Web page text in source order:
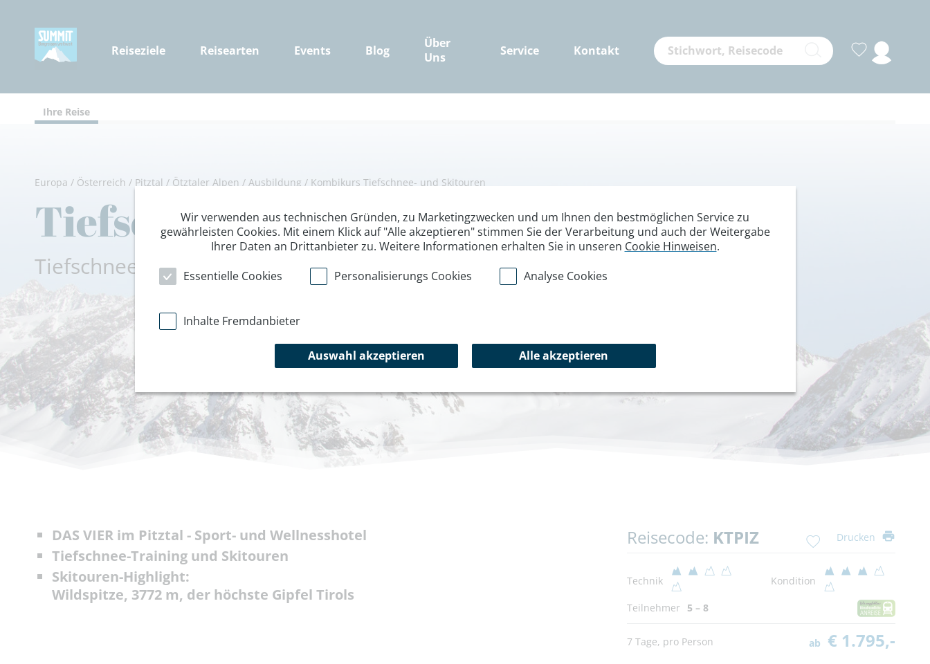
Reiseziele Reisearten Events Blog
Über
Uns
Service Kontakt
Ihre Reise
Europa / Österreich / Pitztal / Ötztaler Alpen / Ausbildung / Kombikurs Tiefschnee- und Skitouren
Tiefschnee- & Skitourenkurs im Pitztal
Tiefschnee-Training kombiniert mit Skitouren und Wildspitze, 3772 m
DAS VIER im Pitztal - Sport- und Wellnesshotel
Tiefschnee-Training und Skitouren
Skitouren-Highlight:
Wildspitze, 3772 m, der höchste Gipfel Tirols
Reisecode: KTPIZ Drucken
Technik Kondition
Teilnehmer 5 – 8
7 Tage, pro Person ab € 1.795,-
Wir verwenden aus technischen Gründen, zu Marketingzwecken und um Ihnen den bestmöglichen Service zu
gewährleisten Cookies. Mit einem Klick auf "Alle akzeptieren" stimmen Sie der Verarbeitung und auch der Weitergabe
Ihrer Daten an Drittanbieter zu. Weitere Informationen erhalten Sie in unseren Cookie Hinweisen.
Essentielle Cookies
Personalisierungs Cookies Analyse Cookies
Inhalte Fremdanbieter
Auswahl akzeptieren Alle akzeptieren